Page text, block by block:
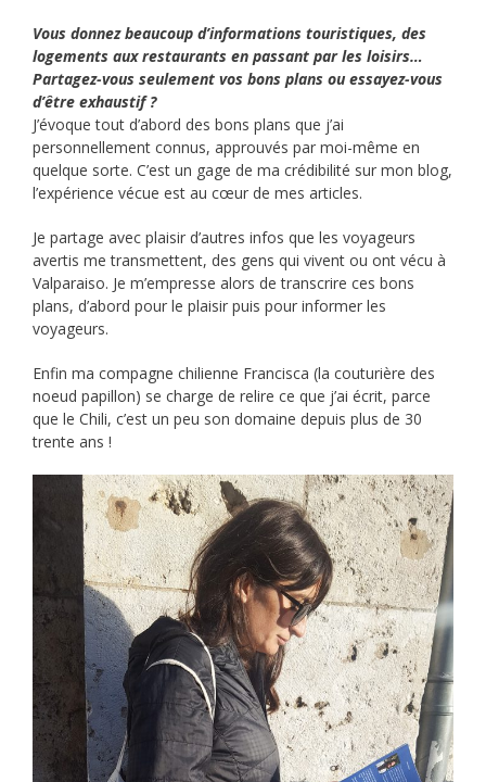
Vous donnez beaucoup d’informations touristiques, des
logements aux restaurants en passant par les loisirs…
Partagez-vous seulement vos bons plans ou essayez-vous
d’être exhaustif ?
J’évoque tout d’abord des bons plans que j’ai
personnellement connus, approuvés par moi-même en
quelque sorte. C’est un gage de ma crédibilité sur mon blog,
l’expérience vécue est au cœur de mes articles.
Je partage avec plaisir d’autres infos que les voyageurs
avertis me transmettent, des gens qui vivent ou ont vécu à
Valparaiso. Je m’empresse alors de transcrire ces bons
plans, d’abord pour le plaisir puis pour informer les
voyageurs.
Enfin ma compagne chilienne Francisca (la couturière des
noeud papillon) se charge de relire ce que j’ai écrit, parce
que le Chili, c’est un peu son domaine depuis plus de 30
trente ans !